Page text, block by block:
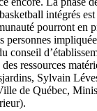
intégrés
pourront en
personnes
conseil
ressources
Sylvain
de Québec,